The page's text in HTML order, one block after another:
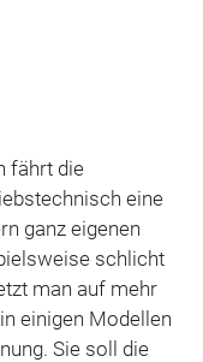
fährt die
eine
ganz eigenen
schlicht
man auf mehr
einigen Modellen
Sie soll die